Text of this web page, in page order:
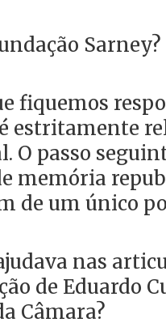
Sarney?
fiquemos
estritamente
O passo
memória
de um único
nas
de Eduardo
Câmara?